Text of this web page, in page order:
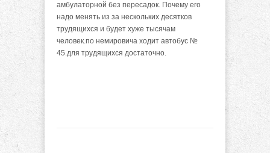
амбулаторной без пересадок. Почему его
надо менять из за нескольких десятков
трудящихся и будет хуже тысячам
человек.по немировича ходит автобус №
45.для трудящихся достаточно.